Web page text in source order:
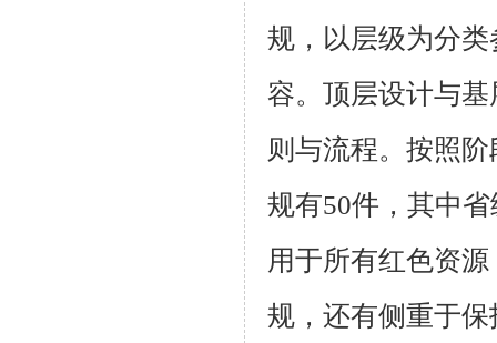
规，以层级为分
容。顶层设计与
则与流程。按照
规有50件，其中
用于所有红色资
规，还有侧重于